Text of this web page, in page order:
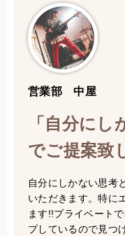
営業部 中屋
「自分にし
でご提案致
自分にしかない思考
いただきます。特に
ます!!プライベート
プしているので見つ